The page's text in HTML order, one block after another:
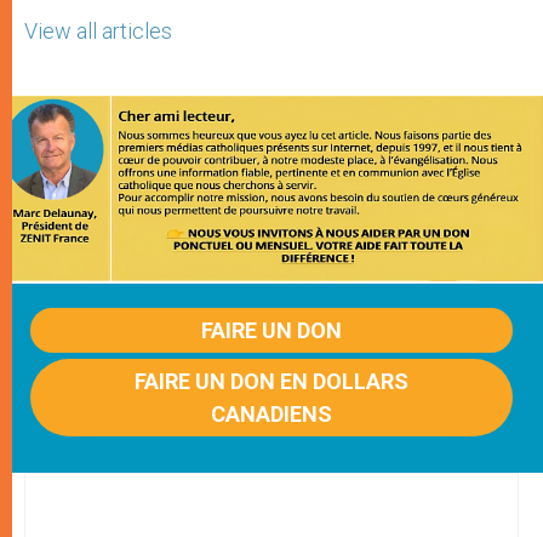
View all articles
FAIRE UN DON
FAIRE UN DON EN DOLLARS
CANADIENS